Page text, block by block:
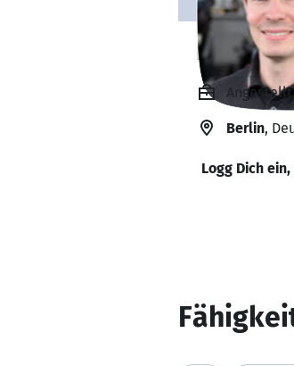
Daniel
Berlin,
Logg Dich